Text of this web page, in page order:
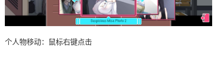
个人物移动：鼠标右键点击